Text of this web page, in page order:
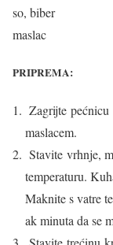
so, biber
maslac
PRIPREMA:
Zagrijte pećnicu
maslacem.
Stavite vrhnje,
temperaturu.
Maknite s vatre
ak minuta da se